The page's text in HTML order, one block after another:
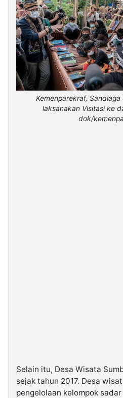
Kemenparekraf,
laksanakan Visitasi ke
dok/
Selain itu, Desa Wisata
sejak tahun 2017. Desa
pengelolaan kelompok